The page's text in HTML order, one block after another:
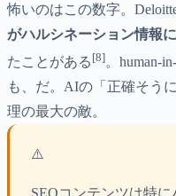
怖いのはこの数字。
がハルシネーション情報
たことがある [8]。human-
も、だ。AIの「正確そう
理の最大の敵。
⚠️